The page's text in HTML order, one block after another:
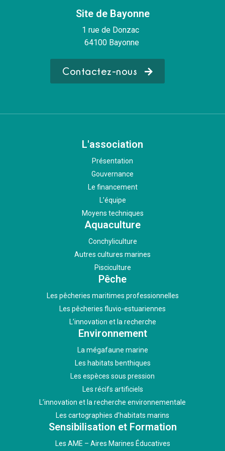
Site de Bayonne
1 rue de Donzac
64100 Bayonne
Contactez-nous
L'association
Présentation
Gouvernance
Le financement
L’équipe
Moyens techniques
Aquaculture
Conchyliculture
Autres cultures marines
Pisciculture
Pêche
Les pêcheries maritimes professionnelles
Les pêcheries fluvio-estuariennes
L’innovation et la recherche
Environnement
La mégafaune marine
Les habitats benthiques
Les espèces sous pression
Les récifs artificiels
L’innovation et la recherche environnementale
Les cartographies d’habitats marins
Sensibilisation et Formation
Les AME – Aires Marines Éducatives